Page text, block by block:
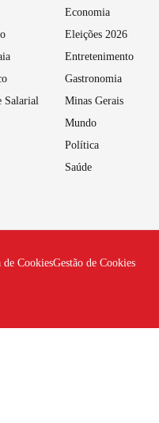
Salarial
Economia
Eleições 2026
Entretenimento
Gastronomia
Minas Gerais
Mundo
Política
Saúde
CookiesGestão de Cookies